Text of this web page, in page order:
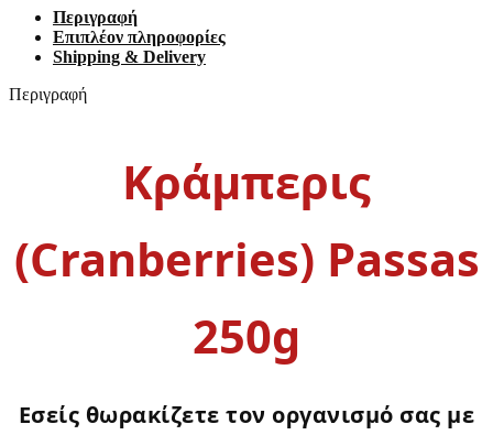
Περιγραφή
Επιπλέον πληροφορίες
Shipping & Delivery
Περιγραφή
Κράμπερις
(Cranberries) Passas
250g
Εσείς θωρακίζετε τον οργανισμό σας με